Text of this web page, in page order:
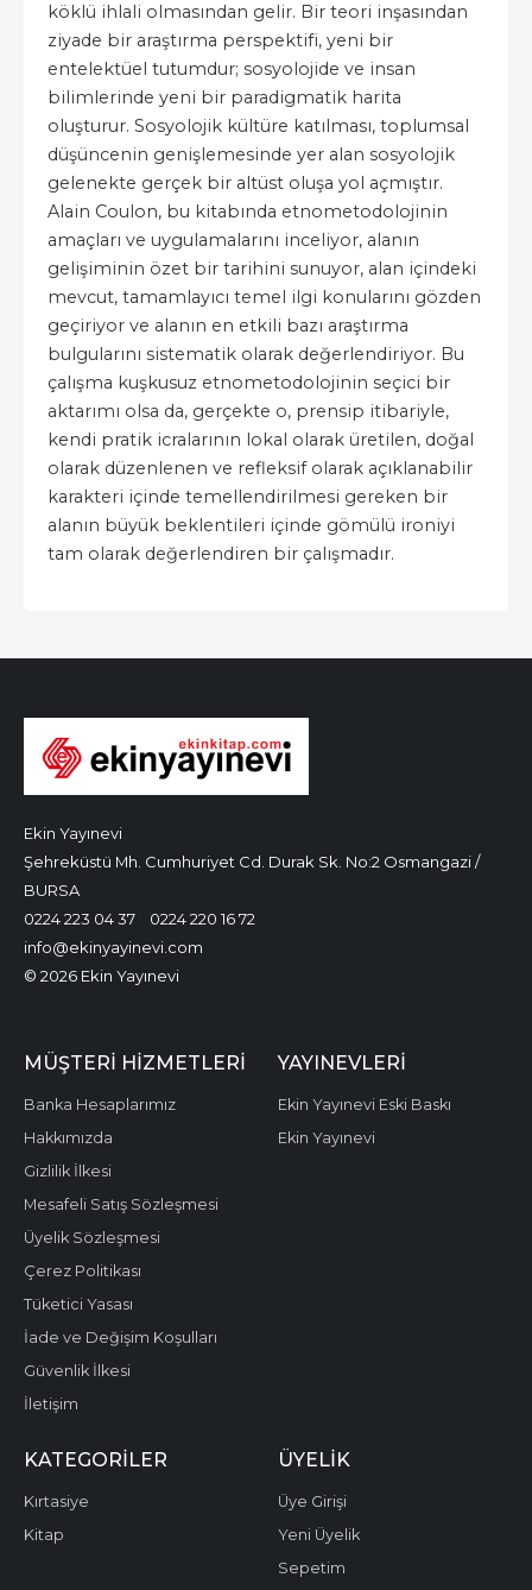
köklü ihlali olmasından gelir. Bir teori inşasından
ziyade bir araştırma perspektifi, yeni bir
entelektüel tutumdur; sosyolojide ve insan
bilimlerinde yeni bir paradigmatik harita
oluşturur. Sosyolojik kültüre katılması, toplumsal
düşüncenin genişlemesinde yer alan sosyolojik
gelenekte gerçek bir altüst oluşa yol açmıştır.
Alain Coulon, bu kitabında etnometodolojinin
amaçları ve uygulamalarını inceliyor, alanın
gelişiminin özet bir tarihini sunuyor, alan içindeki
mevcut, tamamlayıcı temel ilgi konularını gözden
geçiriyor ve alanın en etkili bazı araştırma
bulgularını sistematik olarak değerlendiriyor. Bu
çalışma kuşkusuz etnometodolojinin seçici bir
aktarımı olsa da, gerçekte o, prensip itibariyle,
kendi pratik icralarının lokal olarak üretilen, doğal
olarak düzenlenen ve refleksif olarak açıklanabilir
karakteri içinde temellendirilmesi gereken bir
alanın büyük beklentileri içinde gömülü ironiyi
tam olarak değerlendiren bir çalışmadır.
Ekin Yayınevi
Şehreküstü Mh. Cumhuriyet Cd. Durak Sk. No:2 Osmangazi /
BURSA
0224 223 04 37
0224 220 16 72
info@ekinyayinevi.com
© 2026 Ekin Yayınevi
MÜŞTERI HIZMETLERI
Banka Hesaplarımız
Hakkımızda
Gizlilik İlkesi
Mesafeli Satış Sözleşmesi
Üyelik Sözleşmesi
Çerez Politikası
Tüketici Yasası
İade ve Değişim Koşulları
Güvenlik İlkesi
İletişim
YAYINEVLERI
Ekin Yayınevi Eski Baskı
Ekin Yayınevi
KATEGORILER
Kırtasiye
Kitap
ÜYELIK
Üye Girişi
Yeni Üyelik
Sepetim